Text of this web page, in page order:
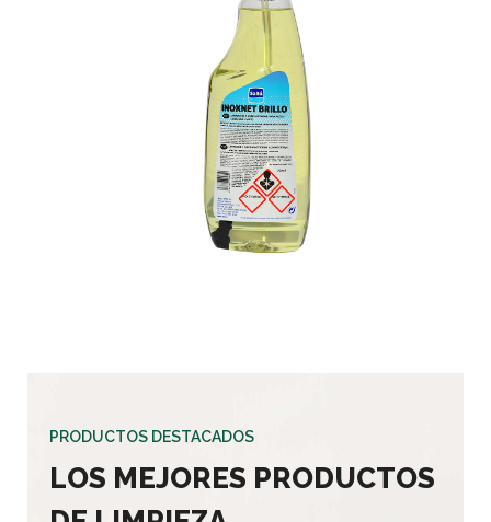
PRODUCTOS DESTACADOS
LOS MEJORES PRODUCTOS